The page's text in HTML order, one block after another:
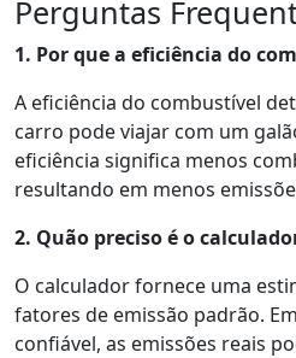
Perguntas
1. Por que a eficiência do
A eficiência do combustível
carro pode viajar com um
eficiência significa menos
resultando em menos
2. Quão preciso é o
O calculador fornece uma
fatores de emissão padrão.
confiável, as emissões reais